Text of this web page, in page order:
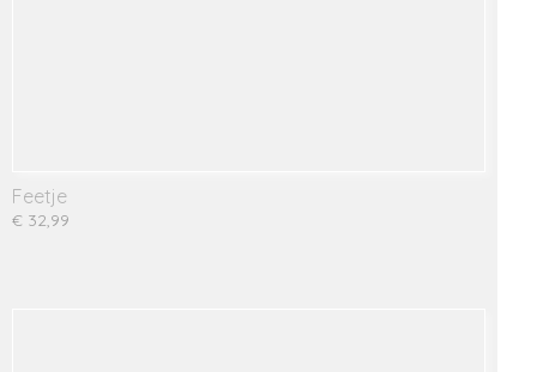
Feetje
€ 32,99